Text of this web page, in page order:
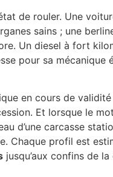
de rouler. Une
sains ; une
Un diesel à fort
pour sa mécanique
en cours de
Et lorsque le
d’une carcasse
Chaque profil est
jusqu’aux confins de